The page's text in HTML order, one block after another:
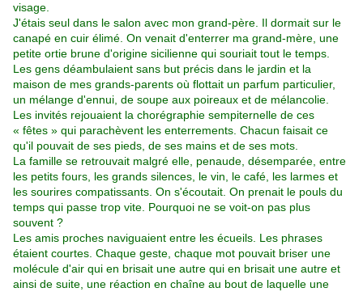
visage.
J'étais seul dans le salon avec mon grand-père. Il dormait sur le
canapé en cuir élimé. On venait d'enterrer ma grand-mère, une
petite ortie brune d'origine sicilienne qui souriait tout le temps.
Les gens déambulaient sans but précis dans le jardin et la
maison de mes grands-parents où flottait un parfum particulier,
un mélange d'ennui, de soupe aux poireaux et de mélancolie.
Les invités rejouaient la chorégraphie sempiternelle de ces
« fêtes » qui parachèvent les enterrements. Chacun faisait ce
qu'il pouvait de ses pieds, de ses mains et de ses mots.
La famille se retrouvait malgré elle, penaude, désemparée, entre
les petits fours, les grands silences, le vin, le café, les larmes et
les sourires compatissants. On s'écoutait. On prenait le pouls du
temps qui passe trop vite. Pourquoi ne se voit-on pas plus
souvent ?
Les amis proches naviguaient entre les écueils. Les phrases
étaient courtes. Chaque geste, chaque mot pouvait briser une
molécule d'air qui en brisait une autre qui en brisait une autre et
ainsi de suite, une réaction en chaîne au bout de laquelle une